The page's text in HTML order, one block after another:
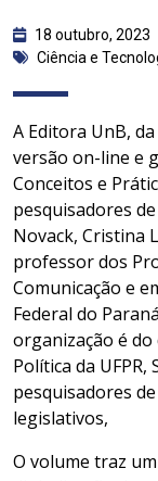
18 outubro, 2023
Ciência e
A Editora UnB,
versão on-line e
Conceitos e
pesquisadores
Novack, Cristina
professor dos
Comunicação e
Federal do
organização é
Política da
pesquisadores
legislativos,
O volume traz